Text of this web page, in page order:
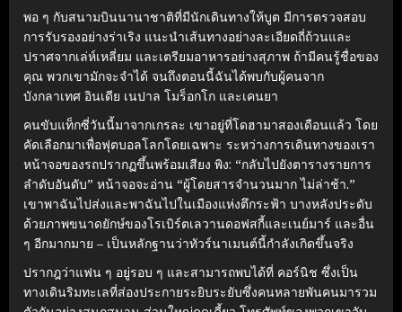
พอ ๆ กับสนามบินนานาชาติที่มีนักเดินทางให้บูต มีการตรวจสอบ
การรับรองอย่างร่าเริง แนะนำเส้นทางอย่างละเอียดถี่ถ้วนและ
ปราศจากเล่ห์เหลี่ยม และเตรียมอาหารอย่างสุภาพ ถ้ามีคนรู้ชื่อของ
คุณ พวกเขามักจะจำได้ จนถึงตอนนี้ฉันได้พบกับผู้คนจาก
บังกลาเทศ อินเดีย เนปาล โมร็อกโก และเคนยา
คนขับแท็กซี่วันนี้มาจากเกรละ เขาอยู่ที่โดฮามาสองเดือนแล้ว โดย
คัดเลือกมาเพื่อฟุตบอลโลกโดยเฉพาะ ระหว่างการเดินทางของเรา
หน้าจอของรถปรากฏขึ้นพร้อมเสียง พิง: “กลับไปยังตารางรายการ
ลำดับอันดับ” หน้าจอจะอ่าน “ผู้โดยสารจำนวนมาก ไม่ล่าช้า.”
เขาพาฉันไปส่งและพาฉันไปในเมืองแห่งตึกระฟ้า บางหลังประดับ
ด้วยภาพขนาดยักษ์ของโรเบิร์ตเลวานดอฟสกี้และเนย์มาร์ และอื่น
ๆ อีกมากมาย – เป็นหลักฐานว่าทัวร์นาเมนต์นี้กำลังเกิดขึ้นจริง
ปรากฎว่าแฟน ๆ อยู่รอบ ๆ และสามารถพบได้ที่ คอร์นิช ซึ่งเป็น
ทางเดินริมทะเลที่ส่องประกายระยิบระยับซึ่งคนหลายพันคนมารวม